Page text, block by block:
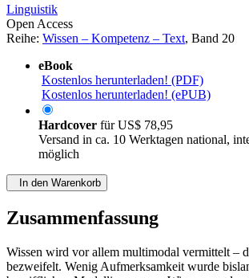
Linguistik
Open Access
Reihe: Wissen – Kompetenz – Text, Band 20
eBook
Kostenlos herunterladen! (PDF)
Kostenlos herunterladen! (ePUB)
Hardcover fürUS$ 78,95
Versand in ca. 10 Werktagen national,
möglich
In den Warenkorb
Zusammenfassung
Wissen wird vor allem multimodal vermittelt –
bezweifelt. Wenig Aufmerksamkeit wurde